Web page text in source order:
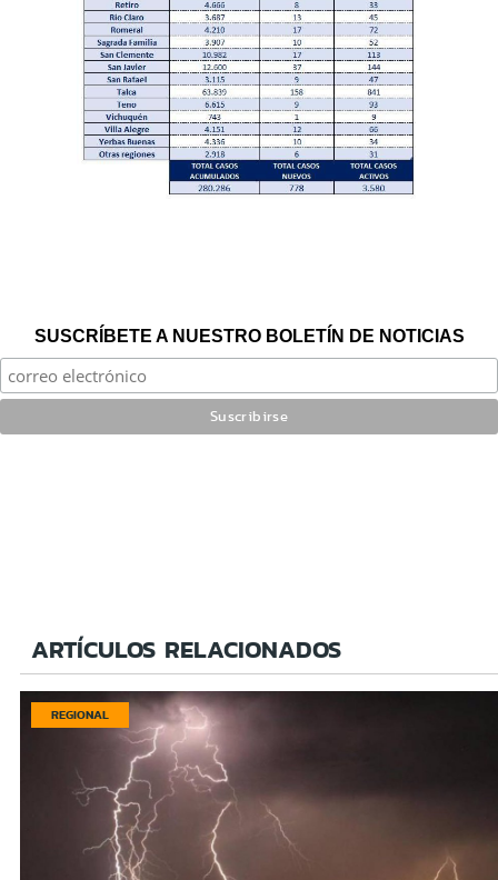
SUSCRÍBETE A NUESTRO BOLETÍN DE NOTICIAS
ARTÍCULOS RELACIONADOS
REGIONAL